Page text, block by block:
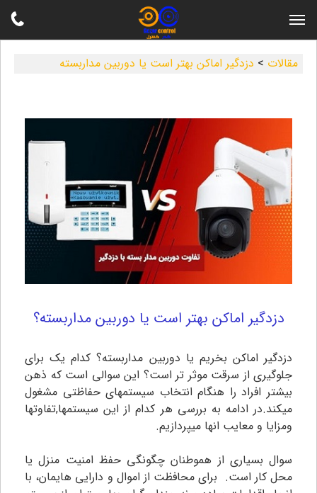
مقالات > دزدگیر اماکن بهتر است یا دوربین مداربسته
دزدگیر اماکن بهتر است یا دوربین مداربسته؟
دزدگیر اماکن بخریم یا دوربین مداربسته؟ کدام یک برای
جلوگیری از سرقت موثر تر است؟ این سوالی است که ذهن
بیشتر افراد را هنگام انتخاب سیستمهای حفاظتی مشغول
میکند.در ادامه به بررسی هر کدام از این سیستمها,تفاوتها
ومزایا و معایب انها میپردازیم.
سوال بسیاری از هموطنان چگونگی حفظ امنیت منزل یا
محل کار است. برای محافظت از اموال و دارایی هایمان، با